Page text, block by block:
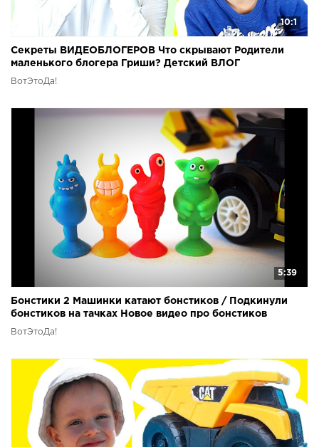
10:1
Секреты ВИДЕОБЛОГЕРОВ Что скрывают Родители
маленького блогера Гриши? Детский ВЛОГ
ВотЭтоДа!
5:39
Бонстики 2 Машинки катают бонстиков / Подкинули
бонстиков на тачках Новое видео про бонстиков
ВотЭтоДа!